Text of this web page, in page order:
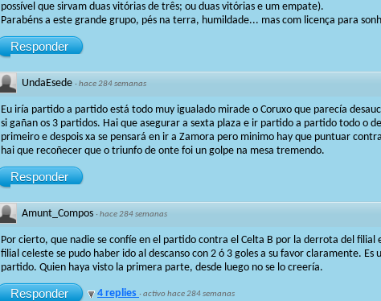
possível que sirvam duas vitórias de três; ou duas vitórias e um empate).
Parabéns a este grande grupo, pés na terra, humildade... mas com licença para
Responder
UndaEsede ·hace 284 semanas
Eu iría partido a partido está todo muy igualado mirade o Coruxo que parecía
si gañan os 3 partidos. Hai que asegurar a sexta plaza e ir partido a partido todo o
primeiro e despois xa se pensará en ir a Zamora pero minimo hay que puntuar
hai que recoñecer que o triunfo de onte foi un golpe na mesa tremendo.
Responder
Amunt_Compos ·hace 284 semanas
Por cierto, que nadie se confíe en el partido contra el Celta B por la derrota del
filial celeste se pudo haber ido al descanso con 2 ó 3 goles a su favor claramente. Es
partido. Quien haya visto la primera parte, desde luego no se lo creería.
Responder 4 replies ·activo hace 284 semanas